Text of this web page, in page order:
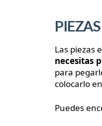
PIEZAS
Las piezas
necesitas
para
colocarlo
Puedes